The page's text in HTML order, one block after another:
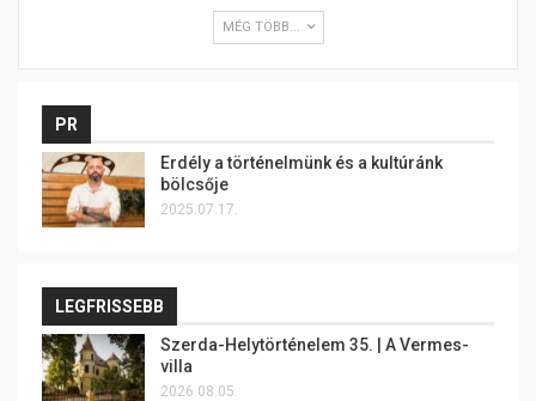
MÉG TÖBB...
PR
Erdély a történelmünk és a kultúránk
bölcsője
2025.07.17.
LEGFRISSEBB
Szerda-Helytörténelem 35. | A Vermes-
villa
2026.08.05.